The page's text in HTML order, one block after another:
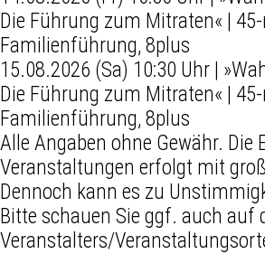
Die Führung zum Mitraten« |
Familienführung, 8plus
15.08.2026 (Sa) 10:30 Uhr |
Die Führung zum Mitraten« |
Familienführung, 8plus
Alle Angaben ohne Gewähr. Die
Veranstaltungen erfolgt mit
Dennoch kann es zu
Bitte schauen Sie ggf. auch auf
Veranstalters/